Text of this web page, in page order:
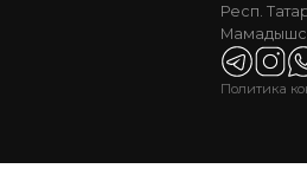
Респ.
Политика